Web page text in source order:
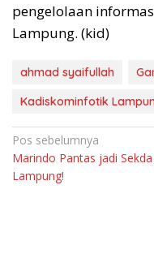
pengelolaan
Lampung. (kid)
ahmad syaifullah
Kadiskominfotik
Navigasi
pos
Pos sebelumnya
Marindo Pantas jadi Sekda
Lampung!